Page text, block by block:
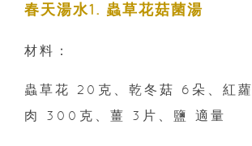
春天湯水1. 蟲草花菇菌湯
材料：
蟲草花 20克、乾冬菇 6朵、紅
肉 300克、薑 3片、鹽 適量